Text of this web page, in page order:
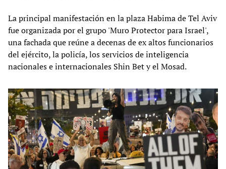
La principal manifestación en la plaza Habima de Tel Aviv
fue organizada por el grupo 'Muro Protector para Israel',
una fachada que reúne a decenas de ex altos funcionarios
del ejército, la policía, los servicios de inteligencia
nacionales e internacionales Shin Bet y el Mosad.